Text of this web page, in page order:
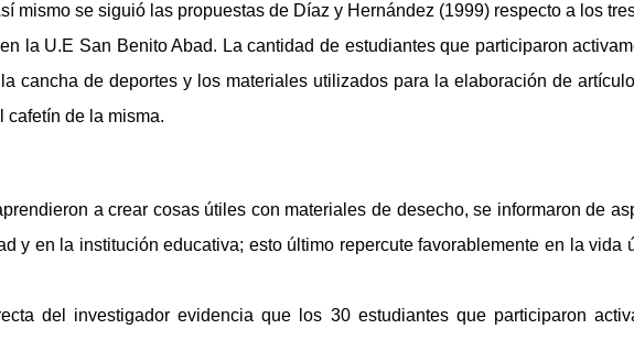
mismo se siguió las propuestas de Díaz y Hernández (1999) respecto a los
la U.E San Benito Abad. La cantidad de estudiantes que participaron
cancha de deportes y los materiales utilizados para la elaboración de
cafetín de la misma.
a crear cosas útiles con materiales de desecho, se informaron de
y en la institución educativa; esto último repercute favorablemente en la
del investigador evidencia que los 30 estudiantes que participaron